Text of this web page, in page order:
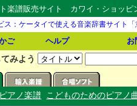
楽譜販売サイト カワイ・ショッ
ス：ケータイで使える音楽辞書サイト
ご ヘルプ お
みよう
アノ楽譜 こどものためのピアノ